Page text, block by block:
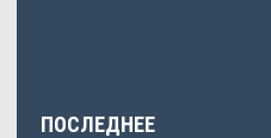
ПОСЛЕДНЕЕ